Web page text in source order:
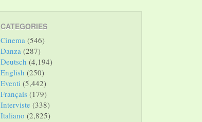
CATEGORIES
Cinema (546)
Danza (287)
Deutsch (4,194)
English (250)
Eventi (5,442)
Français (179)
Interviste (338)
Italiano (2,825)